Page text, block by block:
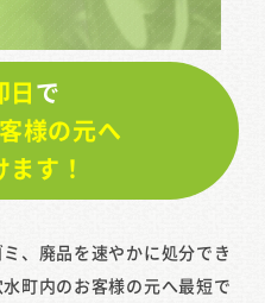
日で
様の元へ
す！
、廃品を速やかに処分でき
町内のお客様の元へ最短で